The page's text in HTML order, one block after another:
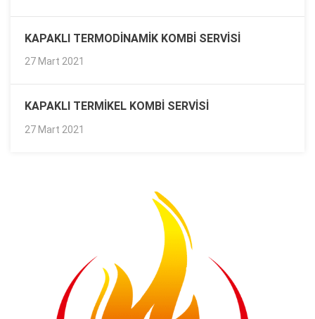
KAPAKLI TERMODINAMIK KOMBI SERVISI
27 Mart 2021
KAPAKLI TERMIKEL KOMBI SERVISI
27 Mart 2021